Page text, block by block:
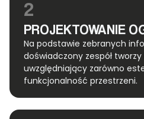
2
PROJEKTOWANIE
Na podstawie zebranych
doświadczony zespół
uwzględniający zarówno
funkcjonalność przestrzeni.